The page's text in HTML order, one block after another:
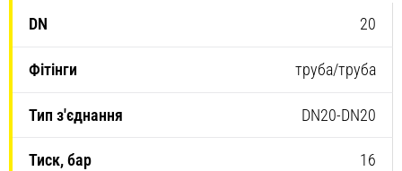
20
труба/труба
DN20-DN20
16